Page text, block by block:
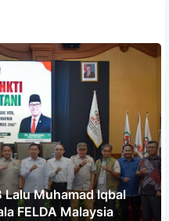
Lalu Muhamad Iqbal
FELDA Malaysia